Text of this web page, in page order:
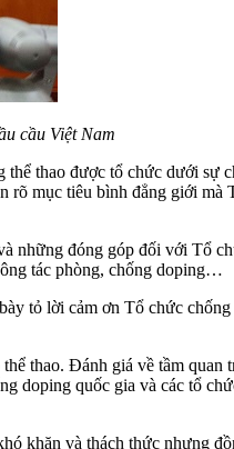
cầu Việt Nam
thao được tổ chức dưới sự
rõ mục tiêu bình đẳng giới mà
những đóng góp đối với Tổ
tác phòng, chống doping…
tỏ lời cảm ơn Tổ chức
thao. Đánh giá về tầm quan
doping quốc gia và các tổ
khăn và thách thức nhưng